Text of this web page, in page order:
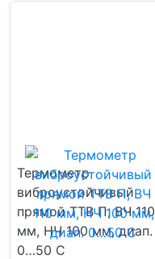
Термометр
виброустойчивый
прямой ТТВ П, ВЧ 110
мм, НЧ 100 мм, диап.
0…50 С